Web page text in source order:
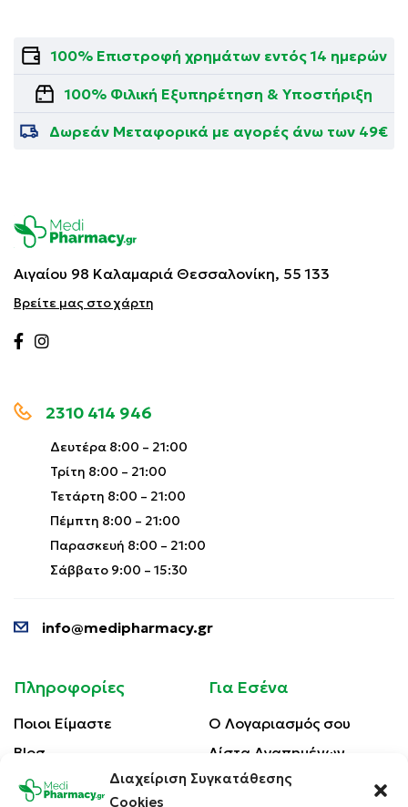
Διαχείριση Συγκατάθεσης
Cookies
100% Επιστροφή χρημάτων εντός 14 ημερών
100% Φιλική Εξυπηρέτηση & Υποστήριξη
Δωρεάν Μεταφορικά με αγορές άνω των 49€
Αιγαίου 98 Καλαμαριά Θεσσαλονίκη, 55 133
Βρείτε μας στο χάρτη
2310 414 946
Δευτέρα 8:00 – 21:00
Τρίτη 8:00 – 21:00
Τετάρτη 8:00 – 21:00
Πέμπτη 8:00 – 21:00
Παρασκευή 8:00 – 21:00
Σάββατο 9:00 – 15:30
info@medipharmacy.gr
Πληροφορίες
Ποιοι Είμαστε
Blog
Επικοινωνία
Για Εσένα
Ο Λογαριασμός σου
Λίστα Αγαπημένων
Οι Παραγγελίες σου